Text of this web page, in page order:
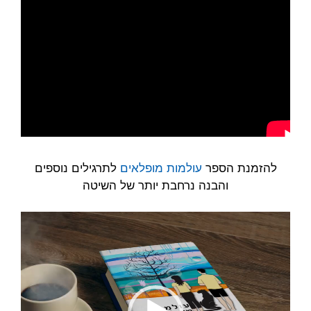
להזמנת הספר עולמות מופלאיםלתרגילים נוספים
והבנה נרחבת יותר של השיטה
נגן
וידאו